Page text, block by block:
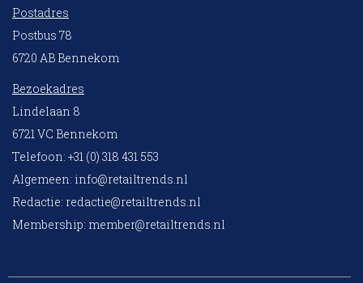
Postadres
Postbus 78
6720 AB Bennekom
Bezoekadres
Lindelaan 8
6721 VC Bennekom
Telefoon: +31 (0) 318 431 553
Algemeen: info@retailtrends.nl
Redactie: redactie@retailtrends.nl
Membership: member@retailtrends.nl